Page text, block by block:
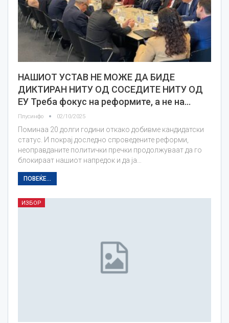
НАШИОТ УСТАВ НЕ МОЖЕ ДА БИДЕ
ДИКТИРАН НИТУ ОД СОСЕДИТЕ НИТУ ОД
ЕУ Треба фокус на реформите, а не на…
Плусинфо 02/10/2025
Поминаа 20 долги години откако добивме кандидатски
статус. И покрај доследно спроведените реформи,
неоправданите политички пречки продолжуваат да го
блокираат нашиот напредок и да ја…
ПОВЕЌЕ...
ИЗБОР